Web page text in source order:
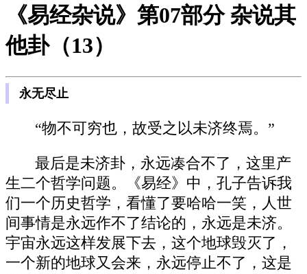
《易经杂说》第07部分 杂说其
他卦（13）
永无尽止
“物不可穷也，故受之以未济终焉。”
最后是未济卦，永远凑合不了，这里产
生二个哲学问题。《易经》中，孔子告诉我
们一个历史哲学，看懂了要哈哈一笑，人世
间事情是永远作不了结论的，永远是未济。
宇宙永远这样发展下去，这个地球毁灭了，
一个新的地球又会来，永远停止不了，这是